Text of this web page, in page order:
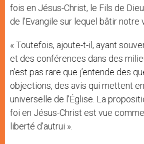
fois en Jésus-Christ, le Fils de
de l’Evangile sur lequel bâtir notre
« Toutefois, ajoute-t-il, ayant
et des conférences dans des
n’est pas rare que j’entende des
objections, des avis qui mettent
universelle de l’Église. La
foi en Jésus-Christ est vue
liberté d’autrui ».